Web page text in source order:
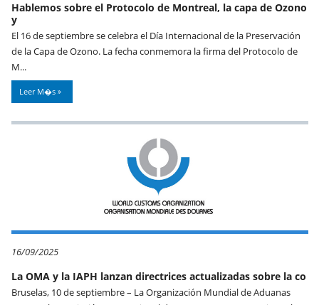
Hablemos sobre el Protocolo de Montreal, la capa de Ozono
y
El 16 de septiembre se celebra el Día Internacional de la Preservación
de la Capa de Ozono. La fecha conmemora la firma del Protocolo de
M...
Leer M�s
16/09/2025
La OMA y la IAPH lanzan directrices actualizadas sobre la co
Bruselas, 10 de septiembre – La Organización Mundial de Aduanas